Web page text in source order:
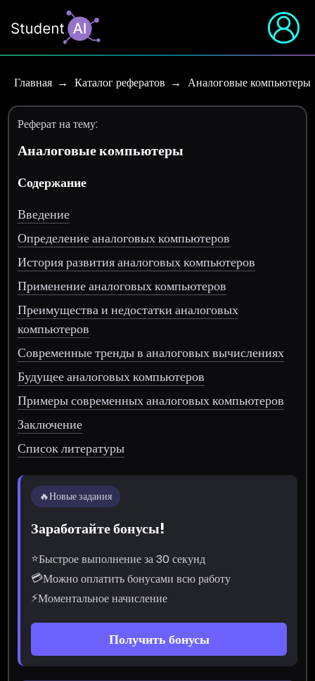
Главная Каталог рефератов Аналоговые компьютеры
Реферат на тему:
Аналоговые компьютеры
Содержание
Введение
Определение аналоговых компьютеров
История развития аналоговых компьютеров
Применение аналоговых компьютеров
Преимущества и недостатки аналоговых
компьютеров
Современные тренды в аналоговых вычислениях
Будущее аналоговых компьютеров
Примеры современных аналоговых компьютеров
Заключение
Список литературы
🔥Новые задания
Заработайте бонусы!
⭐Быстрое выполнение за 30 секунд
💳Можно оплатить бонусами всю работу
⚡Моментальное начисление
Получить бонусы